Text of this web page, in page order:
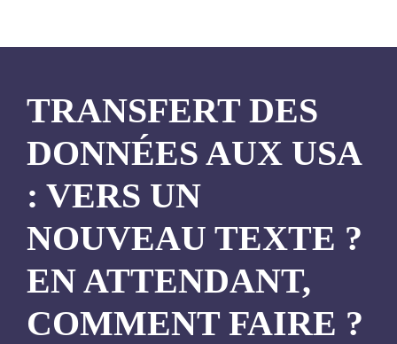
TRANSFERT DES
DONNÉES AUX USA
: VERS UN
NOUVEAU TEXTE ?
EN ATTENDANT,
COMMENT FAIRE ?